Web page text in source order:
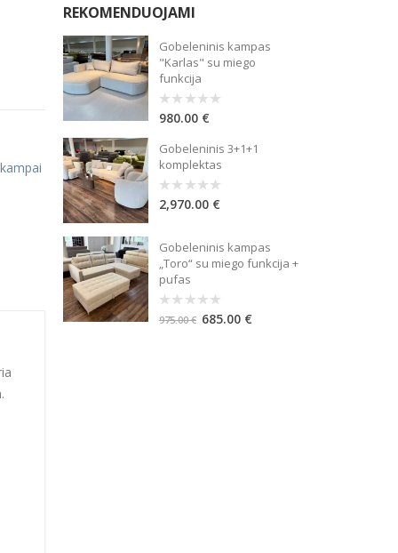
– 3%, sutarties administravimo mokestis – 0.15%,
REKOMENDUOJAMI
Gobeleninis kampas
"Karlas" su miego
funkcija
0
5
980.00 €
Gobeleninis 3+1+1
komplektas
0
out
2,970.00 €
Gobeleninis kampas
„Toro“ su miego funkcija +
pufas
0
975.00€ 685.00 €